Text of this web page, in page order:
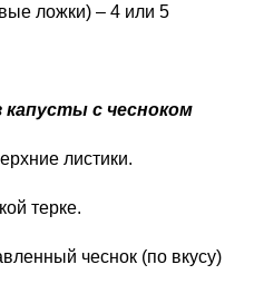
ложки) – 4 или 5
с чесноком
листики.
терке.
чеснок (по вкусу)